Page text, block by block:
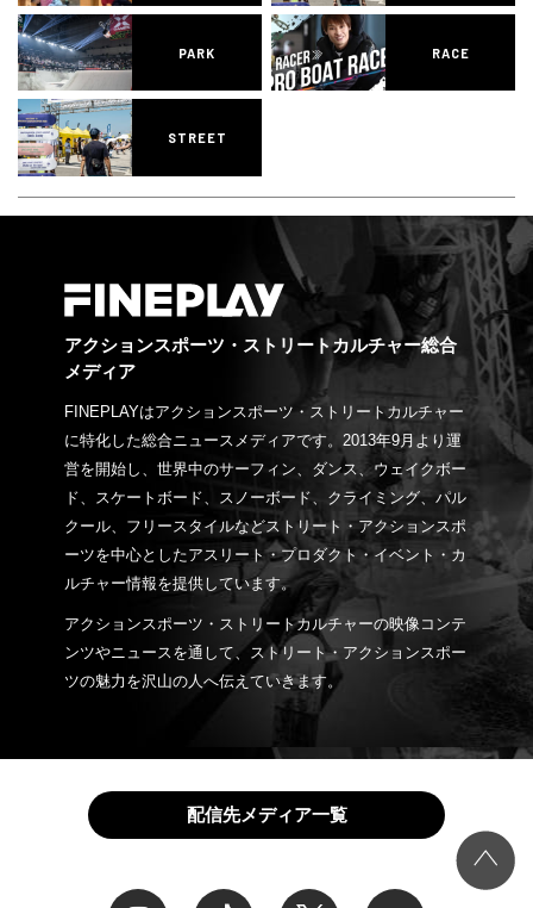
PARK RACE
STREET
アクションスポーツ・ストリートカルチャー総合
メディア
FINEPLAYはアクションスポーツ・ストリートカルチャー
に特化した総合ニュースメディアです。2013年9月より運
営を開始し、世界中のサーフィン、ダンス、ウェイクボー
ド、スケートボード、スノーボード、クライミング、パル
クール、フリースタイルなどストリート・アクションスポ
ーツを中心としたアスリート・プロダクト・イベント・カ
ルチャー情報を提供しています。
アクションスポーツ・ストリートカルチャーの映像コンテ
ンツやニュースを通して、ストリート・アクションスポー
ツの魅力を沢山の人へ伝えていきます。
配信先メディア一覧